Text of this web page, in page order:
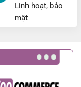
Linh hoạt, bảo
mật